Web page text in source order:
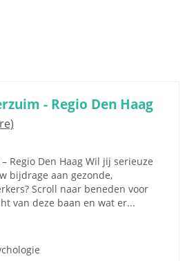
- Regio Den Haag
Regio Den Haag Wil jij serieuze
bijdrage aan gezonde,
Scroll naar beneden voor
van deze baan en wat er...